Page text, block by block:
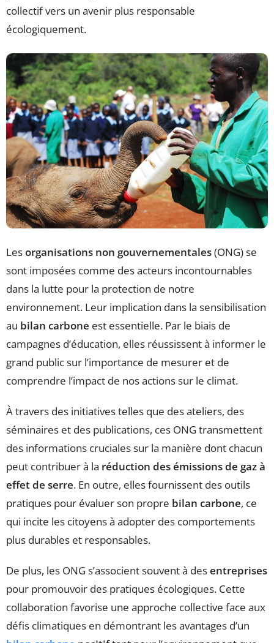
collectif vers un avenir plus responsable
écologiquement.
Lesorganisations non gouvernementales(ONG) se
sont imposées comme des acteurs incontournables
dans la lutte pour la protection de notre
environnement. Leur implication dans la sensibilisation
au bilan carbone est essentielle. Par le biais de
campagnes d’éducation, elles réussissent à informer le
grand public sur l’importance de mesurer et de
comprendre l’impact de nos actions sur le climat.
À travers des initiatives telles que des ateliers, des
séminaires et des publications, ces ONG transmettent
des informations cruciales sur la manière dont chacun
peut contribuer à la réduction des émissions de gaz à
effet de serre. En outre, elles fournissent des outils
pratiques pour évaluer son propre bilan carbone, ce
qui incite les citoyens à adopter des comportements
plus durables et responsables.
De plus, les ONG s’associent souvent à desentreprises
pour promouvoir des pratiques écologiques. Cette
collaboration favorise une approche collective face aux
défis climatiques en démontrant les avantages d’un